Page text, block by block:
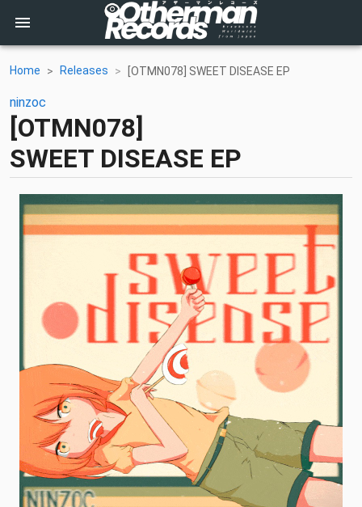
Home Releases [OTMN078] SWEET DISEASE EP
ninzoc
[OTMN078]
SWEET DISEASE EP